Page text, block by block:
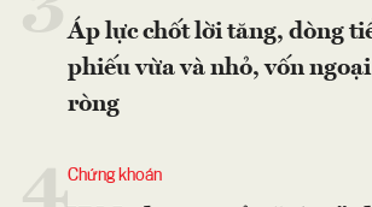
Áp lực chốt lời tăng, dòng
phiếu vừa và nhỏ, vốn
ròng
Chứng khoán